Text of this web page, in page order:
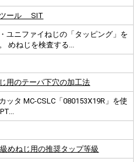
ツール SIT
ユニファイねじの「タッピング」を
めねじを検査する...
用のテーパ下穴の加工法
ッタ MC-CSLC「080153X19R」を使
めねじ用の推奨タップ等級